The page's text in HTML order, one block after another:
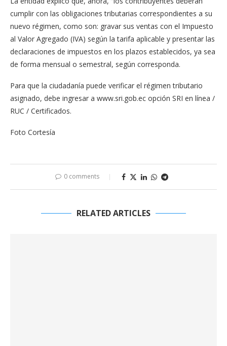
cumplir con las obligaciones tributarias correspondientes a su
nuevo régimen, como son: gravar sus ventas con el Impuesto
al Valor Agregado (IVA) según la tarifa aplicable y presentar las
declaraciones de impuestos en los plazos establecidos, ya sea
de forma mensual o semestral, según corresponda.
Para que la ciudadanía puede verificar el régimen tributario
asignado, debe ingresar a www.sri.gob.ec opción SRI en línea /
RUC / Certificados.
Foto Cortesía
0 comments
RELATED ARTICLES